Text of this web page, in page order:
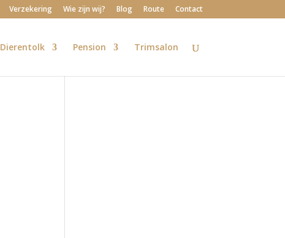
Verzekering Wie zijn wij? Blog Route Contact
Dierentolk Pension Trimsalon